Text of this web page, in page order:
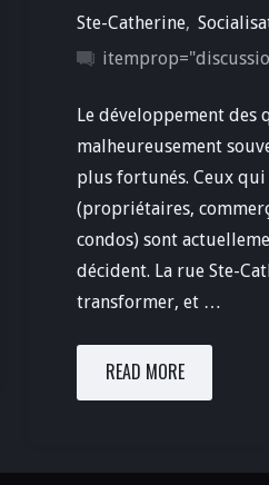
Ste-Catherine,
Le développement des
malheureusement
plus fortunés. Ceux
(propriétaires,
condos) sont
décident. La rue Ste-
transformer, et …
READ MORE"Assemblée